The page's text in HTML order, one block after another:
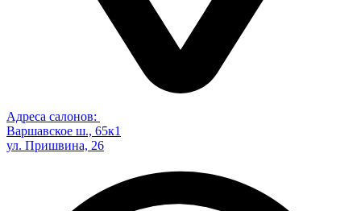
Адреса салонов:
Варшавское ш., 65к1
ул. Пришвина, 26